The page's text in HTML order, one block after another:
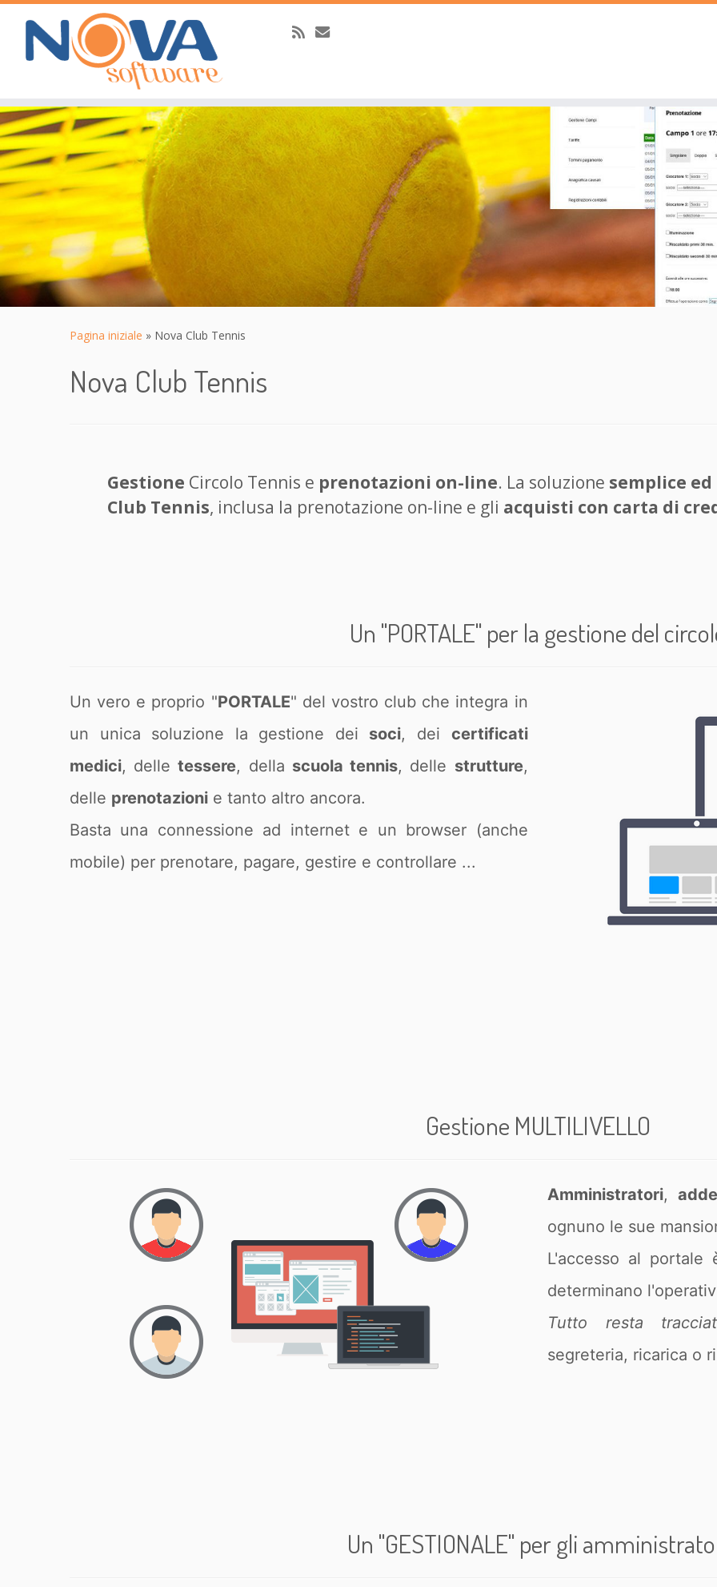
Passa
al
contenuto
Pagina iniziale » Nova Club Tennis
Nova Club Tennis
Gestione Circolo Tennis e prenotazioni on-line. La soluzione semplice
Club Tennis, inclusa la prenotazione on-line e gli acquisti con carta di
Un "PORTALE" per la gestione del
Un vero e proprio "PORTALE" del vostro club che integra in
un unica soluzione la gestione dei soci, dei certificati
medici, delletessere, della scuola tennis, delle strutture,
delle prenotazioni e tanto altro ancora.
Basta una connessione ad internet e un browser (anche
mobile) per prenotare, pagare, gestire e controllare ...
Gestione MULTILIVELLO
Amministratori,
ognuno le sue
L'accesso al
determinano
Tutto resta
segreteria, ricarica o
Un "GESTIONALE" per gli